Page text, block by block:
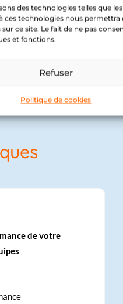
des technologies telles que
technologies nous permettra
ce site. Le fait de ne pas
et fonctions.
Refuser
Politique de cookies
de formation,
votre OPCO pour
de votre